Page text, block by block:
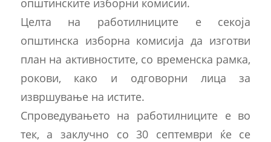
Целта на работилниците е секоја
општинска изборна комисија да изготви
план на активностите, со временска рамка,
рокови, како и одговорни лица за
извршување на истите.
Спроведувањето на работилниците е во
тек, а заклучно со 30 септември ќе се